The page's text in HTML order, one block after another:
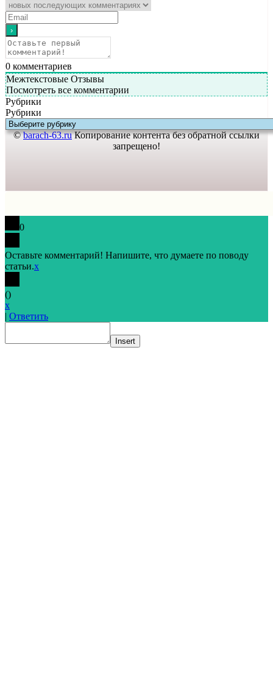
0 комментариев
Межтекстовые Отзывы
Посмотреть все комментарии
Рубрики
Рубрики
©barach-63.ruКопирование контента без обратной ссылки
запрещено!
0
Оставьте комментарий! Напишите, что думаете по поводу
статьи.x
()
x
| Ответить
Insert